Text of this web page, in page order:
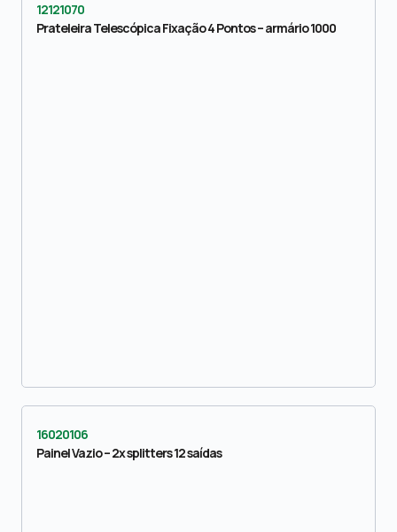
12121070
Prateleira Telescópica Fixação 4 Pontos – armário 1000
16020106
Painel Vazio – 2x splitters 12 saídas